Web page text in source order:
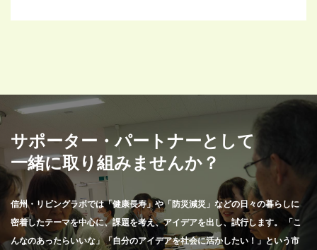
サポーター・パートナーとして
一緒に取り組みませんか？
信州・リビングラボでは「健康長寿」や「防災減災」などの日々の暮らしに
密着したテーマを中心に、課題を考え、アイデアを出し、試行します。
「こ
んなのあったらいいな」「自分のアイデアを社会に活かしたい！」という市